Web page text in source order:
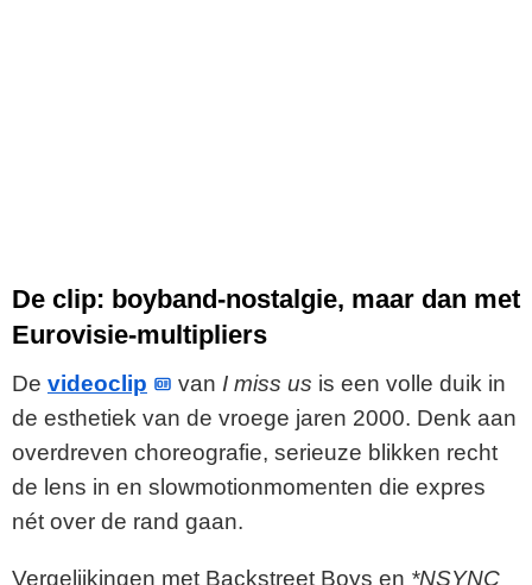
De clip: boyband-nostalgie, maar dan met
Eurovisie-multipliers
De videoclip van I miss us is een volle duik in
de esthetiek van de vroege jaren 2000. Denk aan
overdreven choreografie, serieuze blikken recht
de lens in en slowmotionmomenten die expres
nét over de rand gaan.
Vergelijkingen met Backstreet Boys en *NSYNC